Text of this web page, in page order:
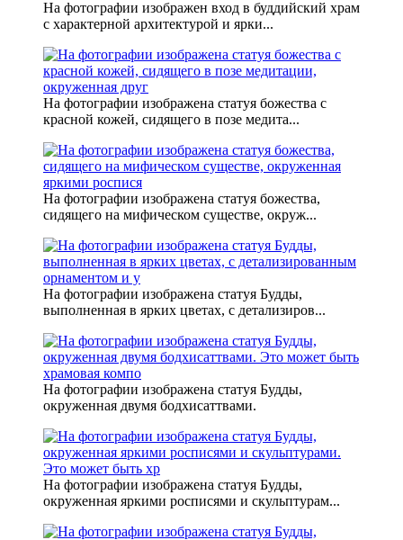
На фотографии изображен вход в буддийский храм
с характерной архитектурой и ярки...
На фотографии изображена статуя божества с
красной кожей, сидящего в позе медита...
На фотографии изображена статуя божества,
сидящего на мифическом существе, окруж...
На фотографии изображена статуя Будды,
выполненная в ярких цветах, с детализиров...
На фотографии изображена статуя Будды,
окруженная двумя бодхисаттвами.
На фотографии изображена статуя Будды,
окруженная яркими росписями и скульптурам...